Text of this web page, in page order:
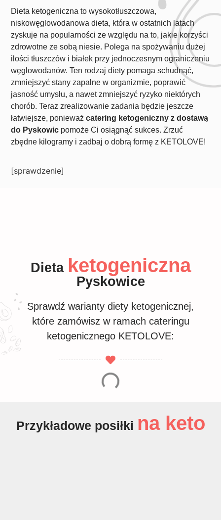
Dieta ketogeniczna to wysokotłuszczowa,
niskowęglowodanowa dieta, która w ostatnich latach
zyskuje na popularności ze względu na to, jakie korzyści
zdrowotne ze sobą niesie. Polega na spożywaniu dużej
ilości tłuszczów i białek przy jednoczesnym ograniczeniu
węglowodanów. Ten rodzaj diety pomaga schudnąć,
zmniejszyć stany zapalne w organizmie, poprawić
jasność umysłu, a nawet zmniejszyć ryzyko niektórych
chorób. Teraz zrealizowanie zadania będzie jeszcze
łatwiejsze, ponieważcatering ketogeniczny z dostawą
do Pyskowic pomoże Ci osiągnąć sukces. Zrzuć
zbędne kilogramy i zadbaj o dobrą formę z KETOLOVE!
[sprawdzenie]
Dieta ketogeniczna
Pyskowice
Sprawdź warianty diety ketogenicznej,
które zamówisz w ramach cateringu
ketogenicznego KETOLOVE:
Przykładowe posiłki na keto